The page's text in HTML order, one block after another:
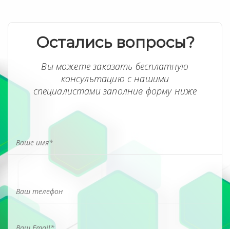
Остались вопросы?
Вы можете заказать бесплатную
консультацию с нашими
специалистами заполнив форму ниже